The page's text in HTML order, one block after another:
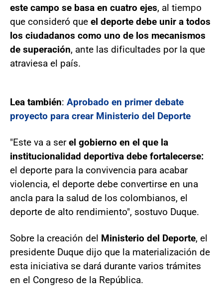
este campo se basa en cuatro ejes, al tiempo
que consideró que el deporte debe unir a todos
los ciudadanos como uno de los mecanismos
de superación, ante las dificultades por la que
atraviesa el país.
Lea también: Aprobado en primer debate
proyecto para crear Ministerio del Deporte
"Este va a serel gobierno en el que la
institucionalidad deportiva debe fortalecerse:
el deporte para la convivencia para acabar
violencia, el deporte debe convertirse en una
ancla para la salud de los colombianos, el
deporte de alto rendimiento", sostuvo Duque.
Sobre la creación del Ministerio del Deporte, el
presidente Duque dijo que la materialización de
esta iniciativa se dará durante varios trámites
en el Congreso de la República.